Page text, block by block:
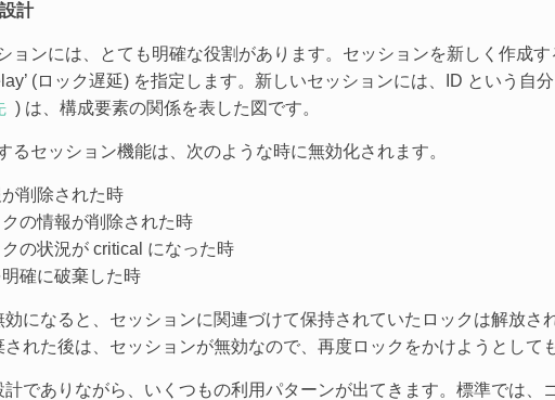
計
ョンには、とても明確な役割があります。セッションを新しく作成
(ロック遅延) を指定します。新しいセッションには、ID という自
) は、構成要素の関係を表した図です。
るセッション機能は、次のような時に無効化されます。
削除された時
の情報が削除された時
の状況が critical になった時
確に破棄した時
になると、セッションに関連づけて保持されていたロックは解放さ
された後は、セッションが無効なので、再度ロックをかけようとして
計でありながら、いくつもの利用パターンが出てきます。標準では